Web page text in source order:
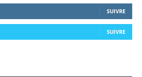
SUIVRE
SUIVRE